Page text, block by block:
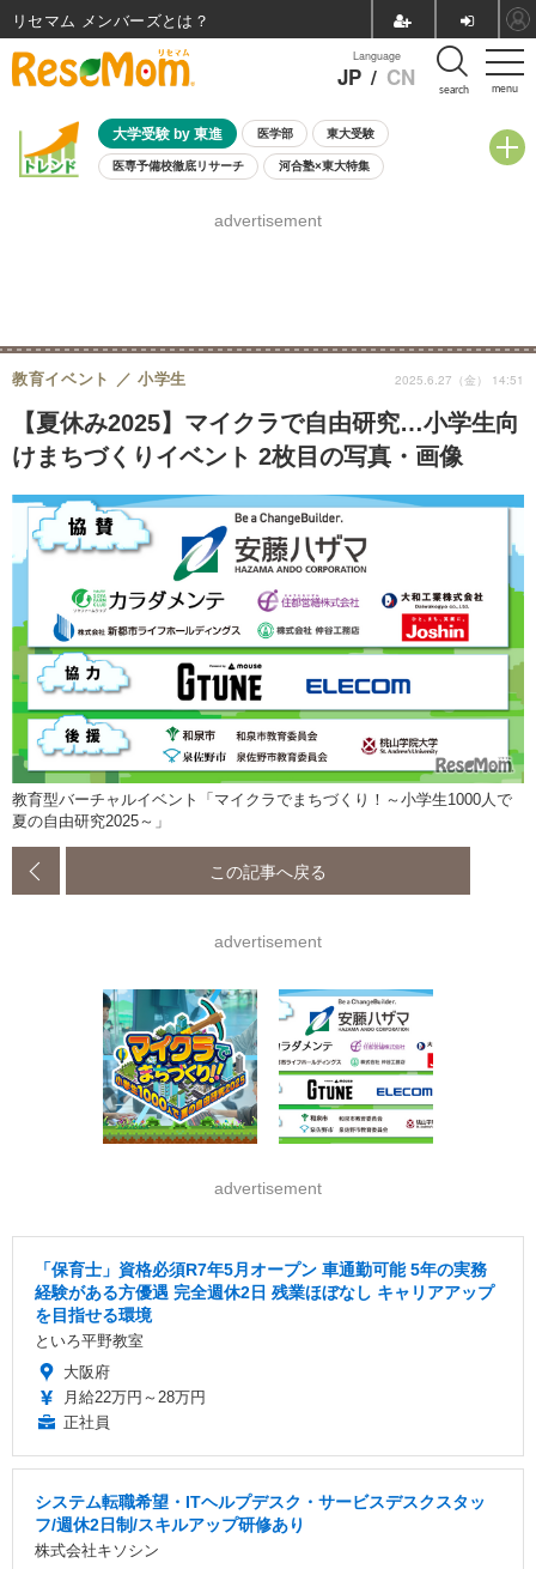
menu
Language
JP / CN search
大学受験 by 東進 医学部 東大受験
医専予備校徹底リサーチ 河合塾×東大特集
8月開催学校説明会・相談会
advertisement
【夏休み2025】マイクラで自由研究…小学生向
けまちづくりイベント 2枚目の写真・画像
教育イベント 小学生 2025.6.27（金） 14:51
教育型バーチャルイベント「マイクラでまちづくり！～小学生1000人で
夏の自由研究2025～」
この記事へ戻る
advertisement
advertisement
「保育士」資格必須R7年5月オープン 車通勤可能 5年の実務
経験がある方優遇 完全週休2日 残業ほぼなし キャリアアップ
を目指せる環境
といろ平野教室
大阪府
月給22万円～28万円
正社員
システム転職希望・ITヘルプデスク・サービスデスクスタッ
フ/週休2日制/スキルアップ研修あり
株式会社キソシン
リセマム メンバーズ